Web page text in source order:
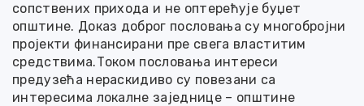
сопствених прихода и не оптерећује буџет
општине. Доказ доброг пословања су многобројни
пројекти финансирани пре свега властитим
средствима.Током пословања интереси
предузећа нераскидиво су повезани са
интересима локалне заједнице – општине